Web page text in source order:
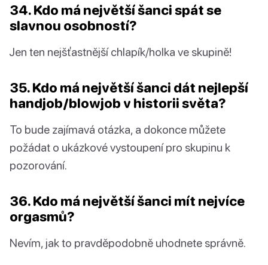
34. Kdo má největší šanci spát se
slavnou osobností?
Jen ten nejšťastnější chlapík/holka ve skupině!
35. Kdo má největší šanci dát nejlepší
handjob/blowjob v historii světa?
To bude zajímavá otázka, a dokonce můžete
požádat o ukázkové vystoupení pro skupinu k
pozorování.
36. Kdo má největší šanci mít nejvíce
orgasmů?
Nevím, jak to pravděpodobně uhodnete správně.